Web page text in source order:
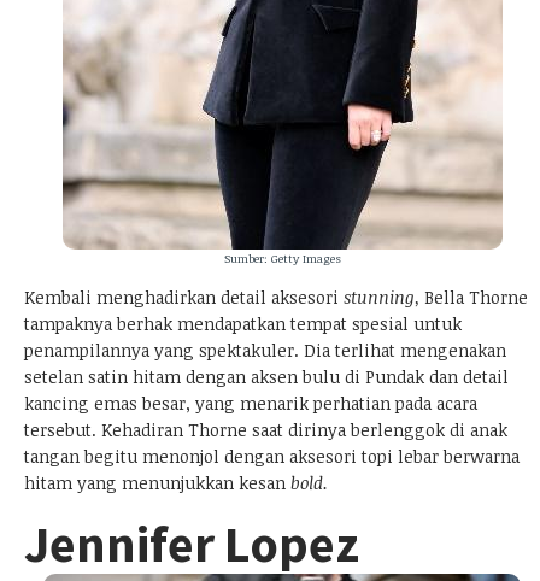
Sumber: Getty Images
Kembali menghadirkan detail aksesori stunning, Bella Thorne
tampaknya berhak mendapatkan tempat spesial untuk
penampilannya yang spektakuler. Dia terlihat mengenakan
setelan satin hitam dengan aksen bulu di Pundak dan detail
kancing emas besar, yang menarik perhatian pada acara
tersebut. Kehadiran Thorne saat dirinya berlenggok di anak
tangan begitu menonjol dengan aksesori topi lebar berwarna
hitam yang menunjukkan kesan bold.
Jennifer Lopez